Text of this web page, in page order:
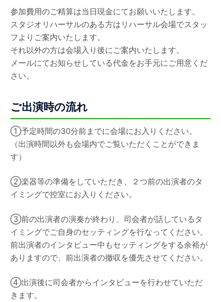
参加費用のご精算は当日現金にてお願いいたします。
スタジオリハーサルのある方はリハーサル会場でスタッ
フよりご案内いたします。
それ以外の方は会場入り後にご案内いたします。
メールにてお知らせしている代金をお手元にご用意くだ
さい。
ご出演時の流れ
①予定時間の30分前までに会場にお入りください。
（出演時間以外も会場内でご覧いただくことができま
す）
②楽器等の準備をしていただき、２つ前の出演者のタ
イミングで控室にお入りください。
③前の出演者の演奏が終わり、司会者が話しているタ
イミングでご自身のセッティングを行なってください。
前出演者のインタビュー中もセッティングをする余裕が
ありますので、前出演者の撤収を優先させてください。
④出演後に司会者からインタビューを行わせていただ
きます。